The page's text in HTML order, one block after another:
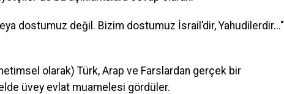
dostumuz değil. Bizim dostumuz İsrail’dir, Yahudilerdir..."
olarak) Türk, Arap ve Farslardan gerçek bir
üvey evlat muamelesi gördüler.